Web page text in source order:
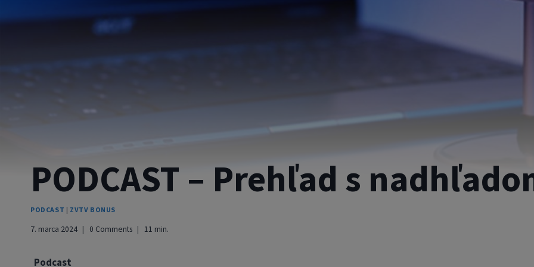
PODCAST – Prehľad s
PODCAST | ZVTV BONUS
7. marca 2024 0 Comments 11 min.
Podcast